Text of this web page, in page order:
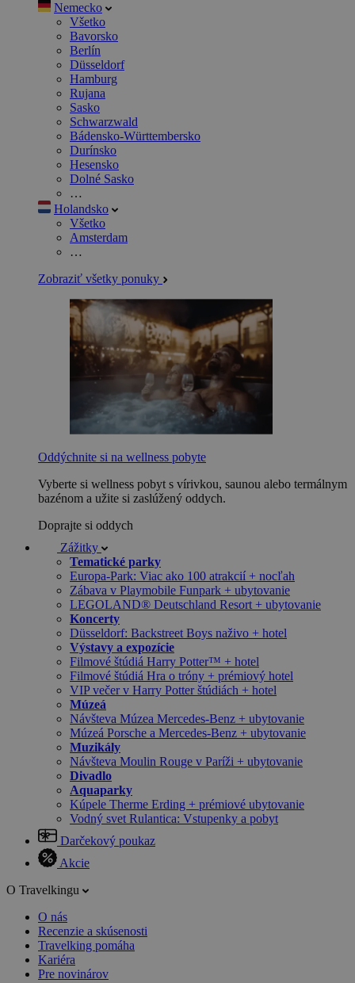
Nemecko
Všetko
Bavorsko
Berlín
Düsseldorf
Hamburg
Rujana
Sasko
Schwarzwald
Bádensko-Württembersko
Durínsko
Hesensko
Dolné Sasko
…
Holandsko
Všetko
Amsterdam
…
Zobraziť všetky ponuky
Oddýchnite si na wellness pobyte
Vyberte si wellness pobyt s vírivkou, saunou alebo termálnym
bazénom a užite si zaslúžený oddych.
Doprajte si oddych
Zážitky
Tematické parky
Europa-Park: Viac ako 100 atrakcií + nocľah
Zábava v Playmobile Funpark + ubytovanie
LEGOLAND® Deutschland Resort + ubytovanie
Koncerty
Düsseldorf: Backstreet Boys naživo + hotel
Výstavy a expozície
Filmové štúdiá Harry Potter™ + hotel
Filmové štúdiá Hra o tróny + prémiový hotel
VIP večer v Harry Potter štúdiách + hotel
Múzeá
Návšteva Múzea Mercedes-Benz + ubytovanie
Múzeá Porsche a Mercedes-Benz + ubytovanie
Muzikály
Návšteva Moulin Rouge v Paríži + ubytovanie
Divadlo
Aquaparky
Kúpele Therme Erding + prémiové ubytovanie
Vodný svet Rulantica: Vstupenky a pobyt
Darčekový poukaz
Akcie
O Travelkingu
O nás
Recenzie a skúsenosti
Travelking pomáha
Kariéra
Pre novinárov